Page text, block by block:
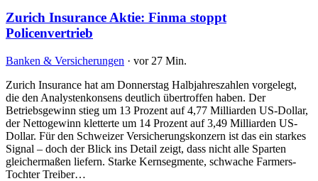
Zurich Insurance Aktie: Finma stoppt
Policenvertrieb
Banken & Versicherungen · vor 27 Min.
Zurich Insurance hat am Donnerstag Halbjahreszahlen vorgelegt,
die den Analystenkonsens deutlich übertroffen haben. Der
Betriebsgewinn stieg um 13 Prozent auf 4,77 Milliarden US-Dollar,
der Nettogewinn kletterte um 14 Prozent auf 3,49 Milliarden US-
Dollar. Für den Schweizer Versicherungskonzern ist das ein starkes
Signal – doch der Blick ins Detail zeigt, dass nicht alle Sparten
gleichermaßen liefern. Starke Kernsegmente, schwache Farmers-
Tochter Treiber…